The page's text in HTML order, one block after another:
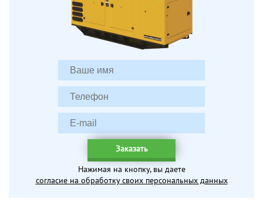
Заказать
Нажимая на кнопку, вы даете
согласие на обработку своих персональных данных